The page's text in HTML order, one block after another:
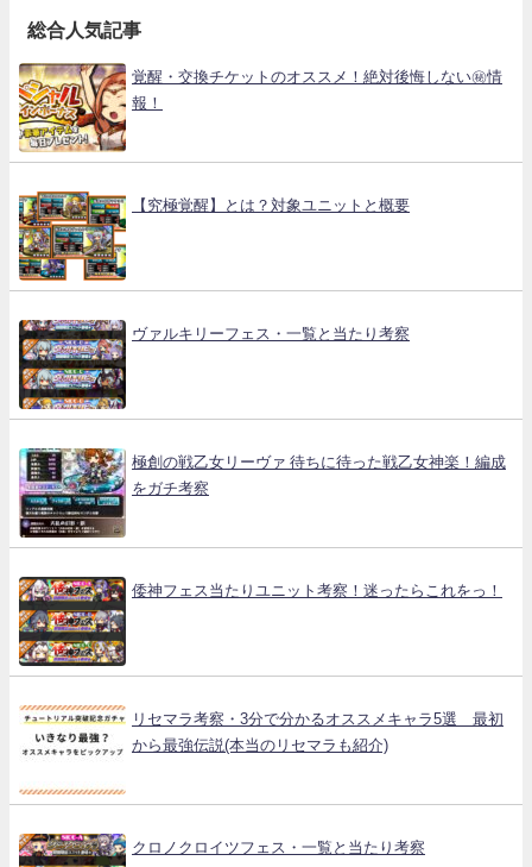
総合人気記事
覚醒・交換チケットのオススメ！絶対後悔しない㊙情
報！
【究極覚醒】とは？対象ユニットと概要
ヴァルキリーフェス・一覧と当たり考察
極創の戦乙女リーヴァ 待ちに待った戦乙女神楽！編成
をガチ考察
倭神フェス当たりユニット考察！迷ったらこれをっ！
リセマラ考察・3分で分かるオススメキャラ5選 最初
から最強伝説(本当のリセマラも紹介)
クロノクロイツフェス・一覧と当たり考察